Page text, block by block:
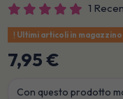
1
Ultimi articoli in magazzino
7,95 €
Con questo prodotto